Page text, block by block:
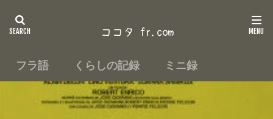
フラ語 くらしの記録 ミニ録